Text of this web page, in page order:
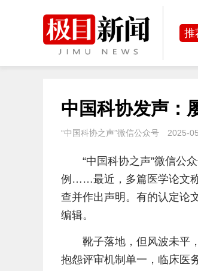
推
中国科协发声：
“中国科协之声”微信公众号 2025-
“中国科协之声”微信公
例……最近，多篇医学论文
查并作出声明。有的认定论
编辑。
靴子落地，但风波未平
抱怨评审机制单一，临床医